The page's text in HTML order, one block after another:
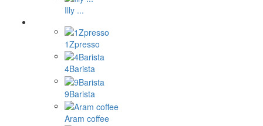
Illy ...
1Zpresso
4Barista
9Barista
Aram coffee